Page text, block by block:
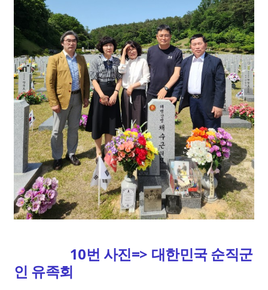
10번 사진=> 대한민국 순직군
인 유족회